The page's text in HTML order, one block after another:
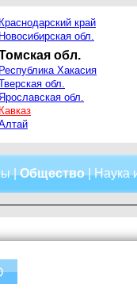
Краснодарский край
Новосибирская обл.
обл.
Республика Хакасия
обл.
обл.
Кавказ
|Общество|Наука